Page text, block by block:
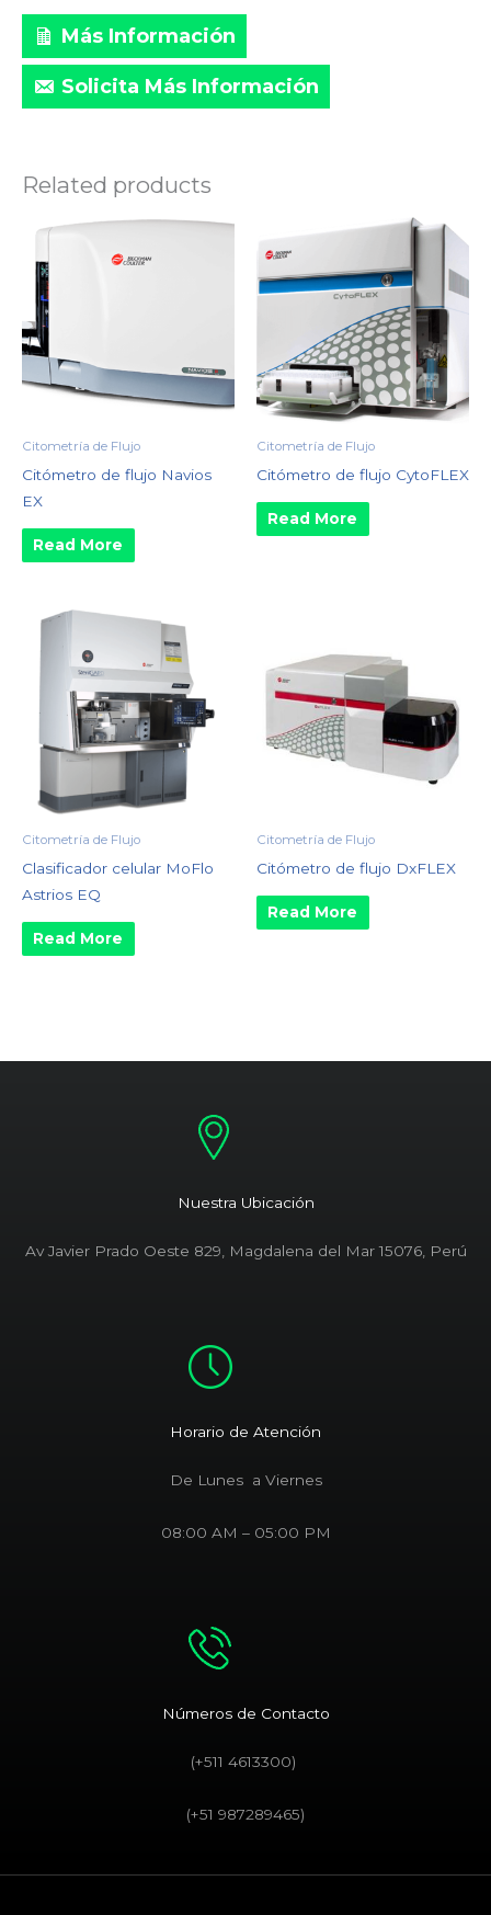
Más Información
Solicita Más Información
Related products
Citometría de Flujo
Citómetro de flujo Navios
EX
Read More
Citometría de Flujo
Citómetro de flujo CytoFLEX
Read More
Citometría de Flujo
Clasificador celular MoFlo
Astrios EQ
Read More
Citometría de Flujo
Citómetro de flujo DxFLEX
Read More
Nuestra Ubicación
Av Javier Prado Oeste 829, Magdalena del Mar 15076, Perú
Horario de Atención
De Lunes a Viernes
08:00 AM – 05:00 PM
Números de Contacto
(+511 4613300)
(+51 987289465)